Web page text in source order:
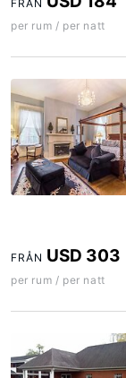
FRÅN
per rum / per natt
FRÅN USD 303
per rum / per natt